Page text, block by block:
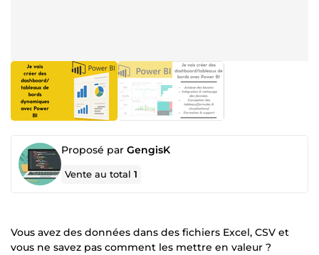
Proposé par GengisK
Vente au total1
Vous avez des données dans des fichiers Excel, CSV et
vous ne savez pas comment les mettre en valeur ?